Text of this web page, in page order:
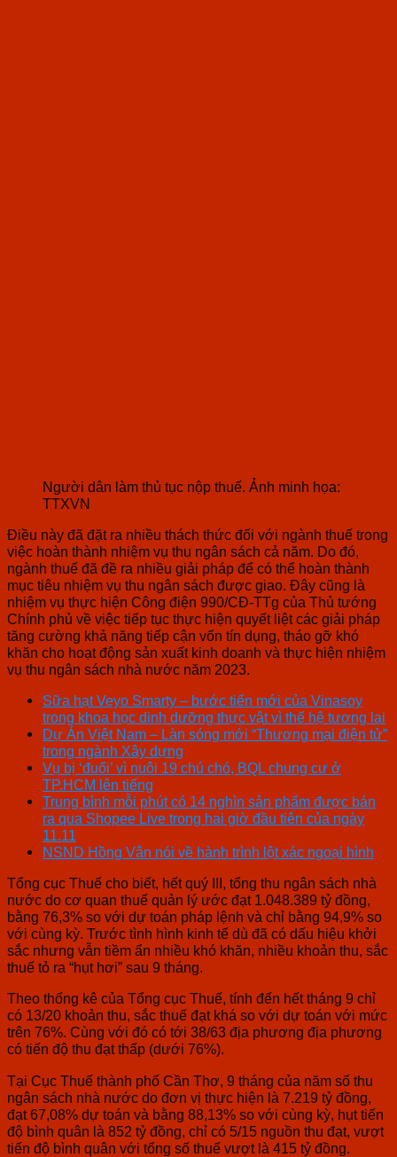
Người dân làm thủ tục nộp thuế. Ảnh minh họa:
TTXVN
Điều này đã đặt ra nhiều thách thức đối với ngành thuế trong
việc hoàn thành nhiệm vụ thu ngân sách cả năm. Do đó,
ngành thuế đã đề ra nhiều giải pháp để có thể hoàn thành
mục tiêu nhiệm vụ thu ngân sách được giao. Đây cũng là
nhiệm vụ thực hiện Công điện 990/CĐ-TTg của Thủ tướng
Chính phủ về việc tiếp tục thực hiện quyết liệt các giải pháp
tăng cường khả năng tiếp cận vốn tín dụng, tháo gỡ khó
khăn cho hoạt động sản xuất kinh doanh và thực hiện nhiệm
vụ thu ngân sách nhà nước năm 2023.
Sữa hạt Veyo Smarty – bước tiến mới của Vinasoy
trong khoa học dinh dưỡng thực vật vì thế hệ tương lai
Dự Án Việt Nam – Làn sóng mới “Thương mại điện tử”
trong ngành Xây dựng
Vụ bị ‘đuổi’ vì nuôi 19 chú chó, BQL chung cư ở
TP.HCM lên tiếng
Trung bình mỗi phút có 14 nghìn sản phẩm được bán
ra qua Shopee Live trong hai giờ đầu tiên của ngày
11.11
NSND Hồng Vân nói về hành trình lột xác ngoại hình
Tổng cục Thuế cho biết, hết quý III, tổng thu ngân sách nhà
nước do cơ quan thuế quản lý ước đạt 1.048.389 tỷ đồng,
bằng 76,3% so với dự toán pháp lệnh và chỉ bằng 94,9% so
với cùng kỳ. Trước tình hình kinh tế dù đã có dấu hiệu khởi
sắc nhưng vẫn tiềm ẩn nhiều khó khăn, nhiều khoản thu, sắc
thuế tỏ ra “hụt hơi” sau 9 tháng.
Theo thống kê của Tổng cục Thuế, tính đến hết tháng 9 chỉ
có 13/20 khoản thu, sắc thuế đạt khá so với dự toán với mức
trên 76%. Cùng với đó có tới 38/63 địa phương địa phương
có tiến độ thu đạt thấp (dưới 76%).
Tại Cục Thuế thành phố Cần Thơ, 9 tháng của năm số thu
ngân sách nhà nước do đơn vị thực hiện là 7.219 tỷ đồng,
đạt 67,08% dự toán và bằng 88,13% so với cùng kỳ, hụt tiến
độ bình quân là 852 tỷ đồng, chỉ có 5/15 nguồn thu đạt, vượt
tiến độ bình quân với tổng số thuế vượt là 415 tỷ đồng.